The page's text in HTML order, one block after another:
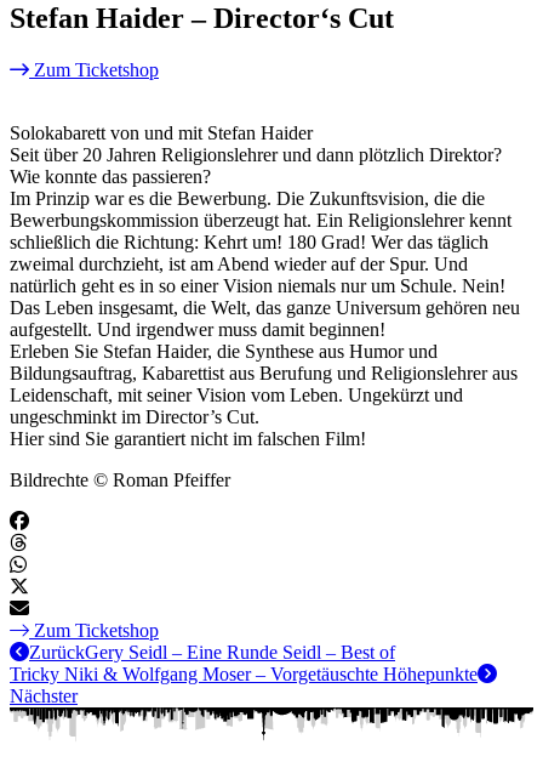
Stefan Haider – Director‘s Cut
Zum Ticketshop
Solokabarett von und mit Stefan Haider
Seit über 20 Jahren Religionslehrer und dann plötzlich Direktor?
Wie konnte das passieren?
Im Prinzip war es die Bewerbung. Die Zukunftsvision, die die
Bewerbungskommission überzeugt hat. Ein Religionslehrer kennt
schließlich die Richtung: Kehrt um! 180 Grad! Wer das täglich
zweimal durchzieht, ist am Abend wieder auf der Spur. Und
natürlich geht es in so einer Vision niemals nur um Schule. Nein!
Das Leben insgesamt, die Welt, das ganze Universum gehören neu
aufgestellt. Und irgendwer muss damit beginnen!
Erleben Sie Stefan Haider, die Synthese aus Humor und
Bildungsauftrag, Kabarettist aus Berufung und Religionslehrer aus
Leidenschaft, mit seiner Vision vom Leben. Ungekürzt und
ungeschminkt im Director’s Cut.
Hier sind Sie garantiert nicht im falschen Film!
Bildrechte © Roman Pfeiffer
Zum Ticketshop
ZurückGery Seidl – Eine Runde Seidl – Best of
Tricky Niki & Wolfgang Moser – Vorgetäuschte Höhepunkte
Nächster